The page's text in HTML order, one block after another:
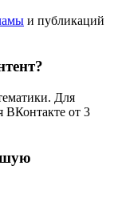
и публикаций
Для
ВКонтакте от 3